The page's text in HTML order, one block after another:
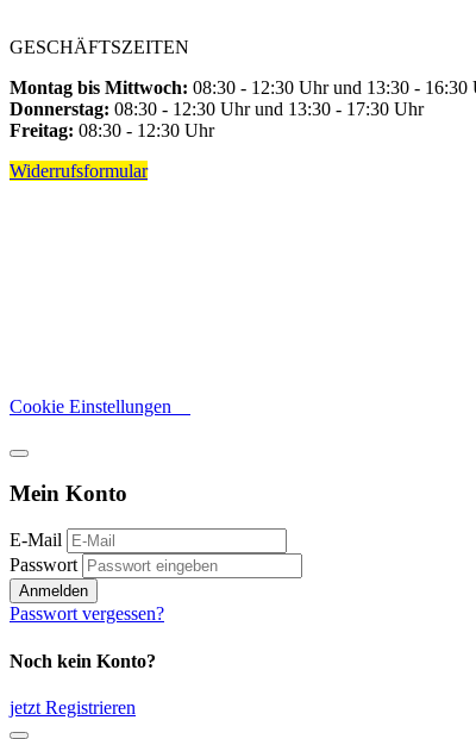
GESCHÄFTSZEITEN
Montag bis Mittwoch: 08:30 - 12:30 Uhr und 13:30 - 16:30
Donnerstag: 08:30 - 12:30 Uhr und 13:30 - 17:30 Uhr
Freitag: 08:30 - 12:30 Uhr
Widerrufsformular
Cookie Einstellungen
Mein Konto
E-Mail
Passwort
Anmelden
Passwort vergessen?
Noch kein Konto?
jetzt Registrieren